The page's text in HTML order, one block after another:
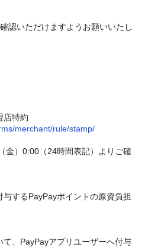
認いただけますようお願いいたし
店特約
merchant/rule/stamp/
金）0:00（24時間表記）よりご確
与するPayPayポイントの原資負担
、PayPayアプリユーザーへ付与